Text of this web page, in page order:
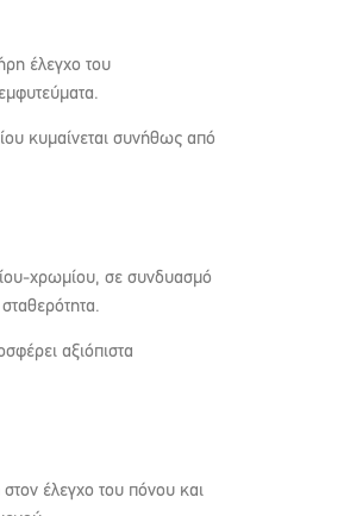
έλεγχο του
κυμαίνεται συνήθως από
χρωμίου, σε συνδυασμό
αξιόπιστα
έλεγχο του πόνου και